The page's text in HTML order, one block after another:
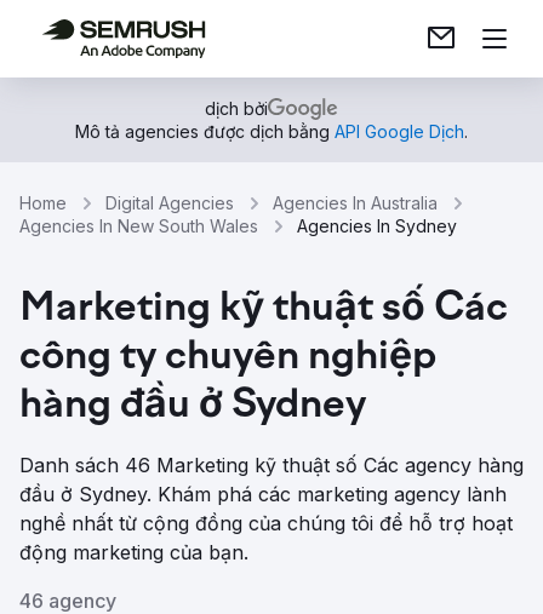
dịch bởi
Mô tả agencies được dịch bằng API Google Dịch.
Home Digital Agencies
Agencies In Australia
Agencies In New South Wales
Agencies In Sydney
Marketing kỹ thuật số Các
công ty chuyên nghiệp
hàng đầu ở Sydney
Danh sách 46 Marketing kỹ thuật số Các agency hàng
đầu ở Sydney. Khám phá các marketing agency lành
nghề nhất từ ​​cộng đồng của chúng tôi để hỗ trợ hoạt
động marketing của bạn.
46 agency